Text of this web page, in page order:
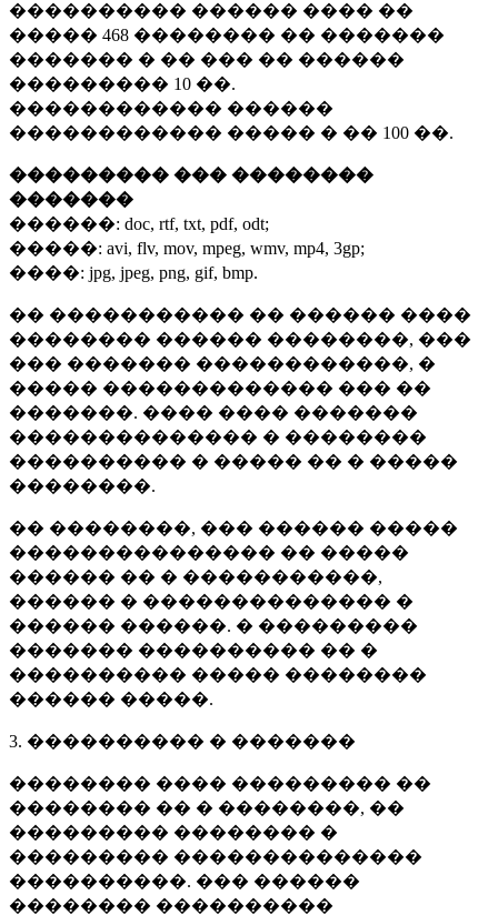
���������� ������ ���� ��
����� 468 �������� �� �������
������� � �� ��� �� ������
��������� 10 ��.
������������ ������
������������ ����� � �� 100 ��.
��������� ��� ��������
�������
������: doc, rtf, txt, pdf, odt;
�����: avi, flv, mov, mpeg, wmv, mp4, 3gp;
����: jpg, jpeg, png, gif, bmp.
�� ����������� �� ������ ����
�������� ������ ��������, ���
��� ������� ������������, �
����� ������������� ��� ��
�������. ���� ���� �������
�������������� � ��������
���������� � ����� �� � �����
��������.
�� ��������, ��� ������ �����
��������������� �� �����
������ �� � �����������,
������ � �������������� �
������ ������. � ���������
������� ���������� �� �
���������� ����� ��������
������ �����.
3. ���������� � �������
�������� ���� ��������� ��
�������� �� � ��������, ��
��������� �������� �
��������� ��������������
����������. ��� ������
�������� ����������